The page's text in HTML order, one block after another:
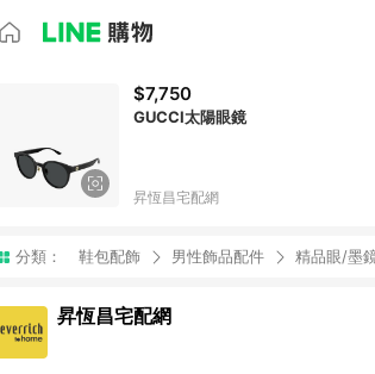
$7,750
GUCCI太陽眼鏡
昇恆昌宅配網
分類： 鞋包配飾 男性飾品配件 精品眼/墨
昇恆昌宅配網